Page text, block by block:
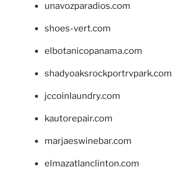
unavozparadios.com
shoes-vert.com
elbotanicopanama.com
shadyoaksrockportrvpark.com
jccoinlaundry.com
kautorepair.com
marjaeswinebar.com
elmazatlanclinton.com